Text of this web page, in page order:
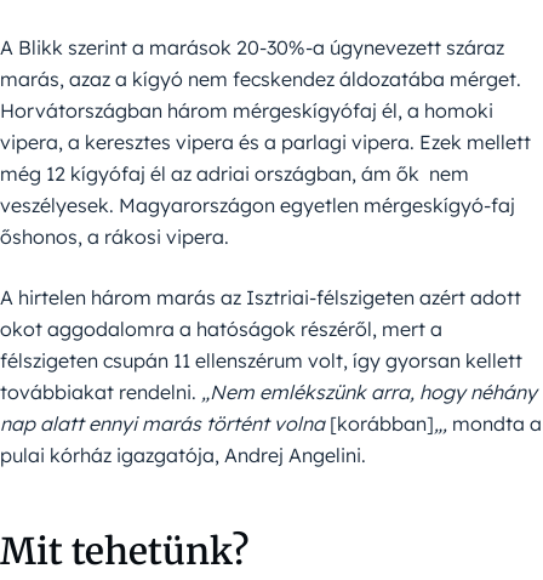
A Blikk szerint a marások 20-30%-a úgynevezett száraz
marás, azaz a kígyó nem fecskendez áldozatába mérget.
Horvátországban három mérgeskígyófaj él, a homoki
vipera, a keresztes vipera és a parlagi vipera. Ezek mellett
még 12 kígyófaj él az adriai országban, ám ők nem
veszélyesek. Magyarországon egyetlen mérgeskígyó-faj
őshonos, a rákosi vipera.
A hirtelen három marás az Isztriai-félszigeten azért adott
okot aggodalomra a hatóságok részéről, mert a
félszigeten csupán 11 ellenszérum volt, így gyorsan kellett
továbbiakat rendelni. „Nem emlékszünk arra, hogy néhány
nap alatt ennyi marás történt volna[korábban]„, mondta a
pulai kórház igazgatója, Andrej Angelini.
Mit tehetünk?